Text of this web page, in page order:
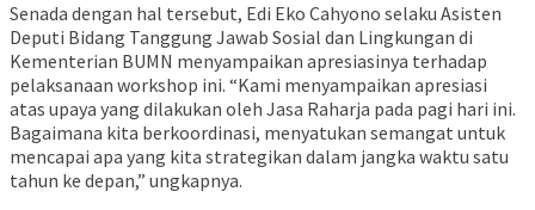
Senada dengan hal tersebut, Edi Eko Cahyono selaku Asisten
Deputi Bidang Tanggung Jawab Sosial dan Lingkungan di
Kementerian BUMN menyampaikan apresiasinya terhadap
pelaksanaan workshop ini. “Kami menyampaikan apresiasi
atas upaya yang dilakukan oleh Jasa Raharja pada pagi hari ini.
Bagaimana kita berkoordinasi, menyatukan semangat untuk
mencapai apa yang kita strategikan dalam jangka waktu satu
tahun ke depan,” ungkapnya.